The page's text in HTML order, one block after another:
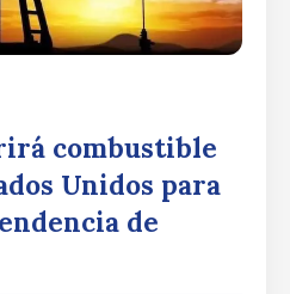
combustible
Unidos para
de